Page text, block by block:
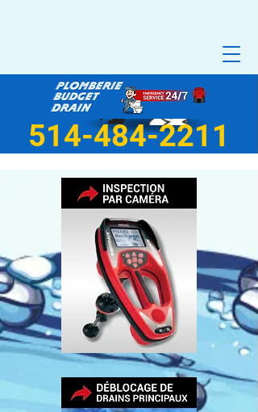
514-484-2211